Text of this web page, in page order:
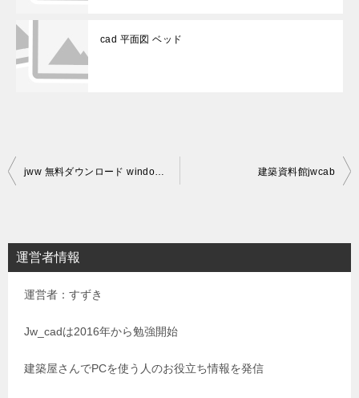
cad 平面図 ベッド
投
ビ
ゲ
jww 無料ダウンロード windows7木造建築図面方眼紙書く 建築資料館jwcab
運営者情報
運営者：すずき
Jw_cadは2016年から勉強開始
建築屋さんでPCを使う人のお役立ち情報を発信